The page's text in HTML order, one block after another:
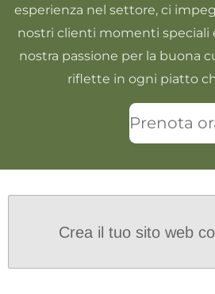
esperienza nel settore, ci
nostri clienti momenti speciali
nostra passione per la buona
riflette in ogni piatto
Prenota
Crea il tuo sito web